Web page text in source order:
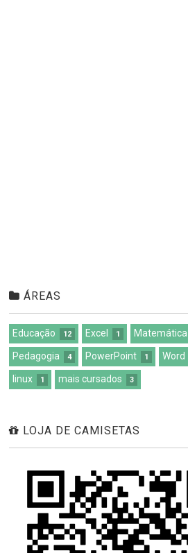
ÁREAS
Educação 12 Excel 1 Matemática
Pedagogia 4 PowerPoint 1 Word
linux 1 mais cursados 3
LOJA DE CAMISETAS